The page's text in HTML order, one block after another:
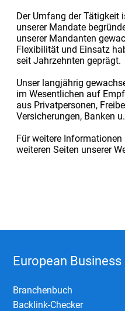
Der Umfang der Tätigkeit
unserer Mandate
unserer Mandanten
Flexibilität und Einsatz
seit Jahrzehnten geprägt.
Unser langjährig
im Wesentlichen auf
aus Privatpersonen,
Versicherungen, Banken
Für weitere
weiteren Seiten unserer
European
Branchenbuch
Backlink-Checker